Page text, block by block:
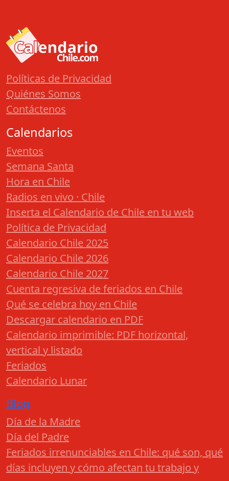
Políticas de Privacidad
Quiénes Somos
Contáctenos
Calendarios
Eventos
Semana Santa
Hora en Chile
Radios en vivo · Chile
Inserta el Calendario de Chile en tu web
Política de Privacidad
Calendario Chile 2025
Calendario Chile 2026
Calendario Chile 2027
Cuenta regresiva de feriados en Chile
Qué se celebra hoy en Chile
Descargar calendario en PDF
Calendario imprimible: PDF horizontal,
vertical y listado
Feriados
Calendario Lunar
Blog
Día de la Madre
Día del Padre
Feriados irrenunciables en Chile: qué son, qué
días incluyen y cómo afectan tu trabajo y